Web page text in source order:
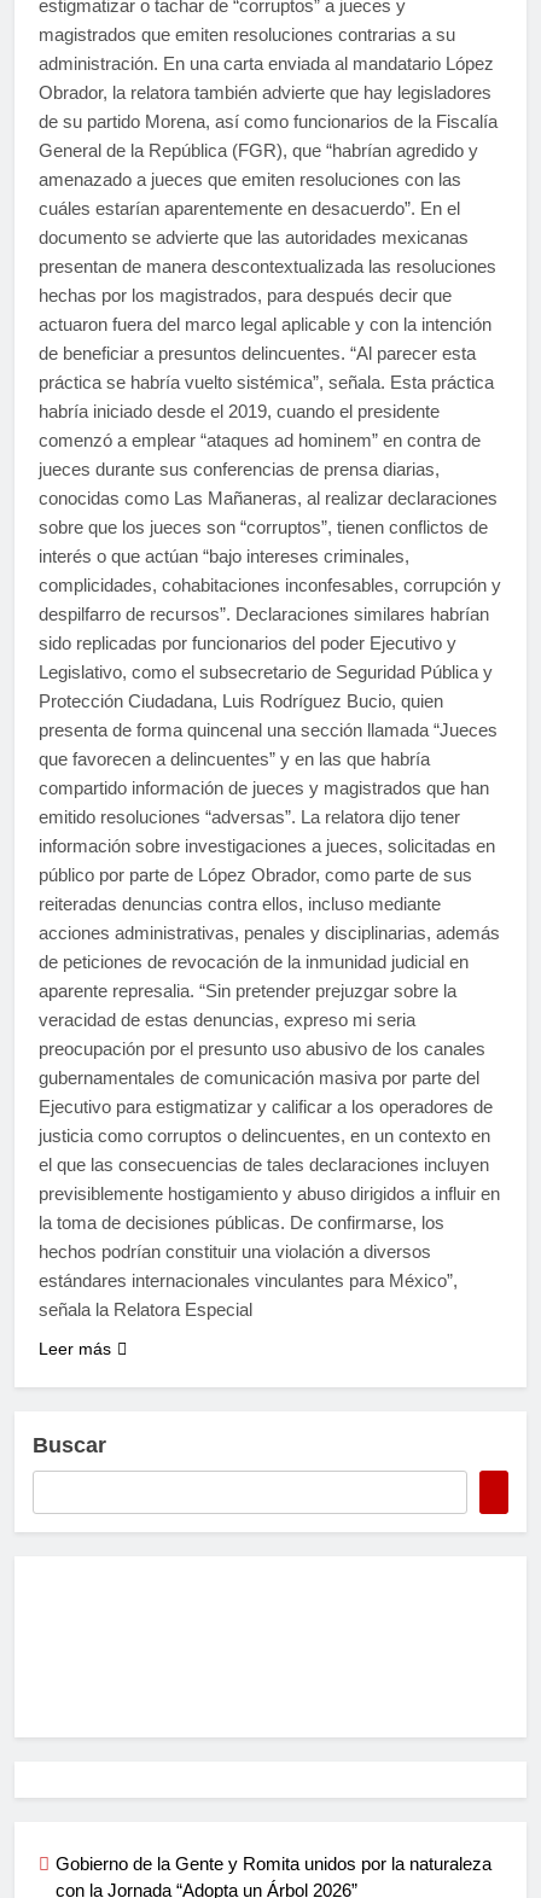
estigmatizar o tachar de “corruptos” a jueces y
magistrados que emiten resoluciones contrarias a su
administración. En una carta enviada al mandatario López
Obrador, la relatora también advierte que hay legisladores
de su partido Morena, así como funcionarios de la Fiscalía
General de la República (FGR), que “habrían agredido y
amenazado a jueces que emiten resoluciones con las
cuáles estarían aparentemente en desacuerdo”. En el
documento se advierte que las autoridades mexicanas
presentan de manera descontextualizada las resoluciones
hechas por los magistrados, para después decir que
actuaron fuera del marco legal aplicable y con la intención
de beneficiar a presuntos delincuentes. “Al parecer esta
práctica se habría vuelto sistémica”, señala. Esta práctica
habría iniciado desde el 2019, cuando el presidente
comenzó a emplear “ataques ad hominem” en contra de
jueces durante sus conferencias de prensa diarias,
conocidas como Las Mañaneras, al realizar declaraciones
sobre que los jueces son “corruptos”, tienen conflictos de
interés o que actúan “bajo intereses criminales,
complicidades, cohabitaciones inconfesables, corrupción y
despilfarro de recursos”. Declaraciones similares habrían
sido replicadas por funcionarios del poder Ejecutivo y
Legislativo, como el subsecretario de Seguridad Pública y
Protección Ciudadana, Luis Rodríguez Bucio, quien
presenta de forma quincenal una sección llamada “Jueces
que favorecen a delincuentes” y en las que habría
compartido información de jueces y magistrados que han
emitido resoluciones “adversas”. La relatora dijo tener
información sobre investigaciones a jueces, solicitadas en
público por parte de López Obrador, como parte de sus
reiteradas denuncias contra ellos, incluso mediante
acciones administrativas, penales y disciplinarias, además
de peticiones de revocación de la inmunidad judicial en
aparente represalia. “Sin pretender prejuzgar sobre la
veracidad de estas denuncias, expreso mi seria
preocupación por el presunto uso abusivo de los canales
gubernamentales de comunicación masiva por parte del
Ejecutivo para estigmatizar y calificar a los operadores de
justicia como corruptos o delincuentes, en un contexto en
el que las consecuencias de tales declaraciones incluyen
previsiblemente hostigamiento y abuso dirigidos a influir en
la toma de decisiones públicas. De confirmarse, los
hechos podrían constituir una violación a diversos
estándares internacionales vinculantes para México”,
señala la Relatora Especial
Leer más
Buscar
Gobierno de la Gente y Romita unidos por la naturaleza
con la Jornada “Adopta un Árbol 2026”